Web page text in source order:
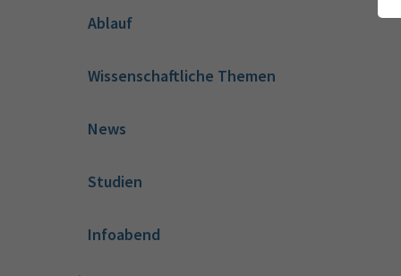
Ablauf
Wissenschaftliche Themen
News
Studien
Infoabend